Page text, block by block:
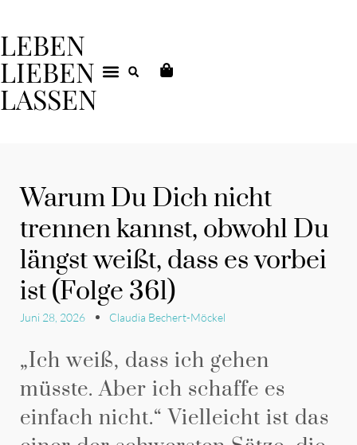
LEBEN
LIEBEN
LASSEN
Warum Du Dich nicht
trennen kannst, obwohl Du
längst weißt, dass es vorbei
ist (Folge 361)
Juni 28, 2026 Claudia Bechert-Möckel
„Ich weiß, dass ich gehen
müsste. Aber ich schaffe es
einfach nicht.“ Vielleicht ist das